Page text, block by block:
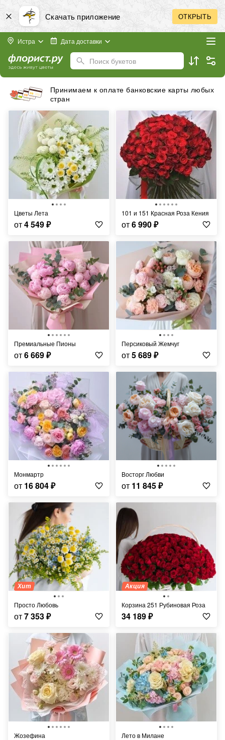
Скачать приложение ОТКРЫТЬ
Истра Дата доставки
Поиск букетов
Принимаем к оплате банковские карты любых
стран
Цветы Лета
от4 549₽
101 и 151 Красная Роза Кения
от6 990₽
Премиальные Пионы
от6 669₽
Персиковый Жемчуг
от5 689₽
Монмартр
от 16 804₽
Восторг Любви
от 11 845₽
Хит
Просто Любовь
от7 353₽
Акция
Корзина 251 Рубиновая Роза
34 189₽
Жозефина Лето в Милане